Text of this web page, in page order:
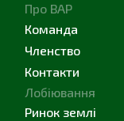
Про ВАР
Команда
Членство
Контакти
Лобіювання
Ринок землі